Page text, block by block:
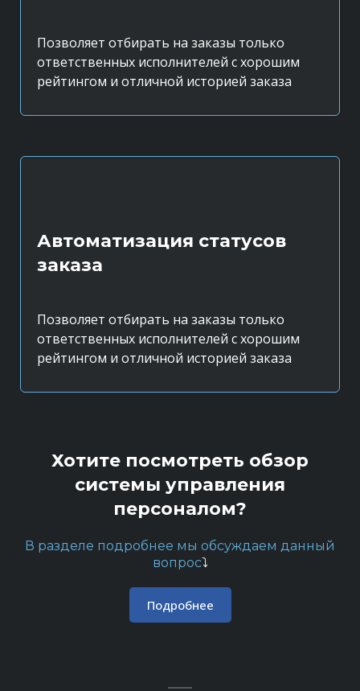
Позволяет отбирать на заказы только
ответственных исполнителей с хорошим
рейтингом и отличной историей заказа
Автоматизация статусов
заказа
Позволяет отбирать на заказы только
ответственных исполнителей с хорошим
рейтингом и отличной историей заказа
Хотите посмотреть обзор
системы управления
персоналом?
В разделе подробнее мы обсуждаем данный
вопрос⤵️
Подробнее